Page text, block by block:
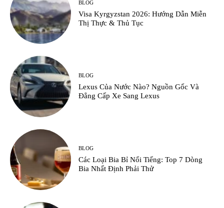
BLOG
Visa Kyrgyzstan 2026: Hướng Dẫn Miễn
Thị Thực & Thủ Tục
BLOG
Lexus Của Nước Nào? Nguồn Gốc Và
Đẳng Cấp Xe Sang Lexus
BLOG
Các Loại Bia Bỉ Nổi Tiếng: Top 7 Dòng
Bia Nhất Định Phải Thử